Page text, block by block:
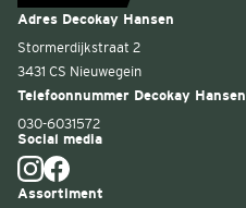
Adres Decokay Hansen
Stormerdijkstraat 2
3431 CS Nieuwegein
Telefoonnummer Decokay Hansen
030-6031572
Social media
Assortiment